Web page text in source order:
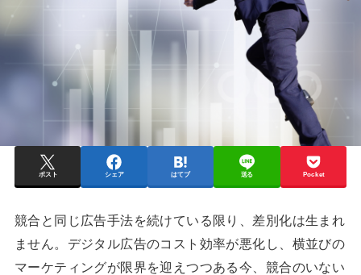
ポスト シェア はてブ 送る Pocket
競合と同じ広告手法を続けている限り、差別化は生まれ
ません。デジタル広告のコスト効率が悪化し、横並びの
マーケティングが限界を迎えつつある今、競合のいない